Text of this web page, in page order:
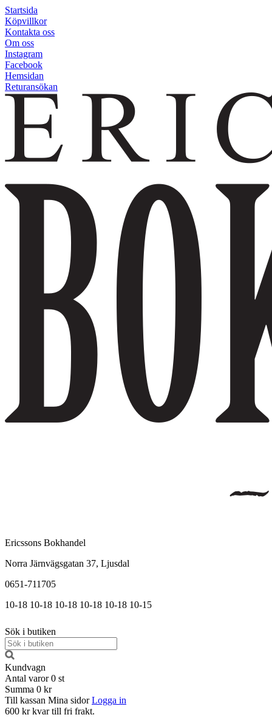
Startsida
Köpvillkor
Kontakta oss
Om oss
Instagram
Facebook
Hemsidan
Returansökan
Ericssons Bokhandel
Norra Järnvägsgatan 37, Ljusdal
0651-711705
10-18 10-18 10-18 10-18 10-18 10-15
Sök i butiken
Kundvagn
Antal varor 0 st
Summa 0 kr
Till kassan Mina sidor Logga in
600 kr kvar till fri frakt.